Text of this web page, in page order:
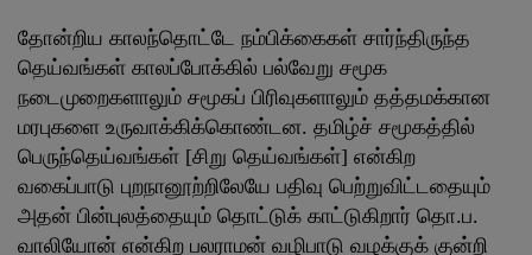
தோன்றிய காலந்தொட்டே நம்பிக்கைகள் சார்ந்திருந்த
தெய்வங்கள் காலப்போக்கில் பல்வேறு சமூக
நடைமுறைகளாலும் சமூகப் பிரிவுகளாலும் தத்தமக்கான
மரபுகளை உருவாக்கிக்கொண்டன. தமிழ்ச் சமூகத்தில்
பெருந்தெய்வங்கள் [சிறு தெய்வங்கள்] என்கிற
வகைப்பாடு புறநானூற்றிலேயே பதிவு பெற்றுவிட்டதையும்
அதன் பின்புலத்தையும் தொட்டுக் காட்டுகிறார் தொ.ப.
வாலியோன் என்கிற பலராமன் வழிபாடு வழக்குக் குன்றி